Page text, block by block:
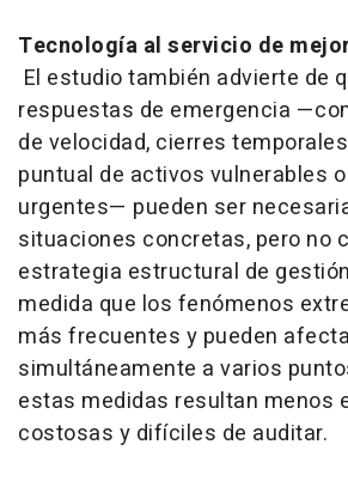
Tecnología al servicio de
El estudio también advierte de
respuestas de emergencia
de velocidad, cierres
puntual de activos vulnerables
urgentes— pueden ser
situaciones concretas, pero no
estrategia estructural de
medida que los fenómenos
más frecuentes y pueden
simultáneamente a varios
estas medidas resultan menos
costosas y difíciles de auditar.